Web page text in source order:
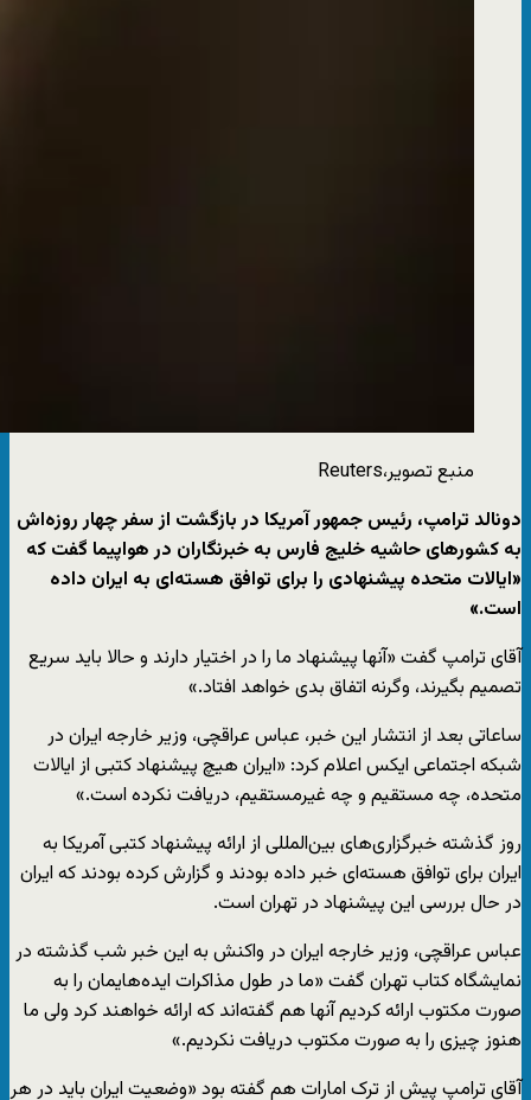
منبع تصویر،Reuters
دونالد ترامپ، رئیس جمهور آمریکا در بازگشت از سفر چهار روزه‌اش
به کشورهای حاشیه خلیج فارس به خبرنگاران در هواپیما گفت که
«ایالات متحده پیشنهادی را برای توافق هسته‌ای به ایران داده
است.»
آقای ترامپ گفت «آنها پیشنهاد ما را در اختیار دارند و حالا باید سریع
تصمیم بگیرند، وگرنه اتفاق بدی خواهد افتاد.»
ساعاتی بعد از انتشار این خبر، عباس عراقچی، وزیر خارجه ایران در
شبکه اجتماعی ایکس اعلام کرد: «ایران هیچ پیشنهاد کتبی از ایالات
متحده، چه مستقیم و چه غیرمستقیم، دریافت نکرده است.»
روز گذشته خبرگزاری‌های بین‌المللی از ارائه پیشنهاد کتبی آمریکا به
ایران برای توافق هسته‌ای خبر داده بودند و گزارش کرده بودند که ایران
در حال بررسی این پیشنهاد در تهران است.
عباس عراقچی، وزیر خارجه ایران در واکنش به این خبر شب گذشته در
نمایشگاه کتاب تهران گفت «ما در طول مذاکرات ایده‌هایمان را به
صورت مکتوب ارائه کردیم آنها هم گفته‌اند که ارائه خواهند کرد ولی ما
هنوز چیزی را به صورت مکتوب دریافت نکردیم.»
آقای ترامپ پیش از ترک امارات هم گفته بود «وضعیت ایران باید در هر